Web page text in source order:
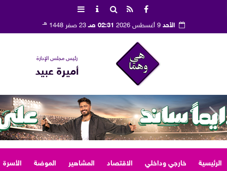
الأحد9 أغسطس 2026 02:31 صـ 23 صفر 1448 هـ
رئيس مجلس الإدارة
أميرة عبيد
الرئيسية خارجي وداخلي الاقتصاد المشاهير الموضة الأسرة